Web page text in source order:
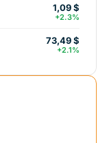
1,09 $
+2.3%
73,49 $
+2.1%